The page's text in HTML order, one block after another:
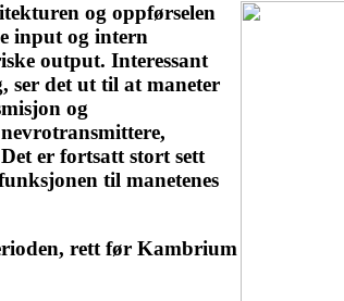
og oppførselen
input og intern
output. Interessant
ser det ut til at maneter
og
er fortsatt stort sett
til manetenes
rett før Kambrium